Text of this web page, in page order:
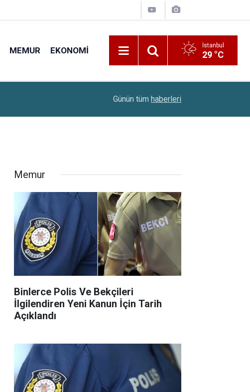
MEMUR EKONOMI İstanbul
29 °C
Milyonlarca Ev Sahibini İlgilendiriyor: İşte 2027
Günün tüm haberleri
Memur
Binlerce Polis Ve Bekçileri
İlgilendiren Yeni Kanun İçin Tarih
Açıklandı